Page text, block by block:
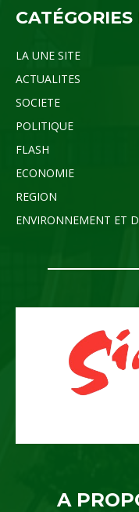
LA UNE SITE
ACTUALITES
SOCIETE
POLITIQUE
FLASH
ECONOMIE
REGION
ENVIRONNEMENT ET
A